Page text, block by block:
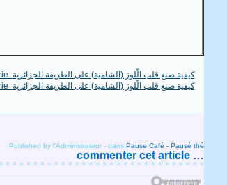
Published by l'Administrateur - dans Pause Café - Pausé thé
commenter cet article …